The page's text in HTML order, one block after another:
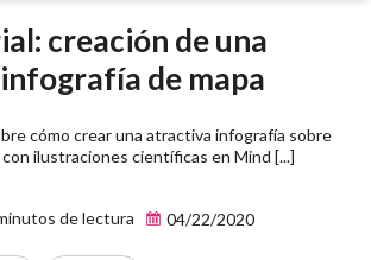
creación de una
de mapa
cómo crear una atractiva infografía sobre
ilustraciones científicas en Mind [...]
de lectura 04/22/2020